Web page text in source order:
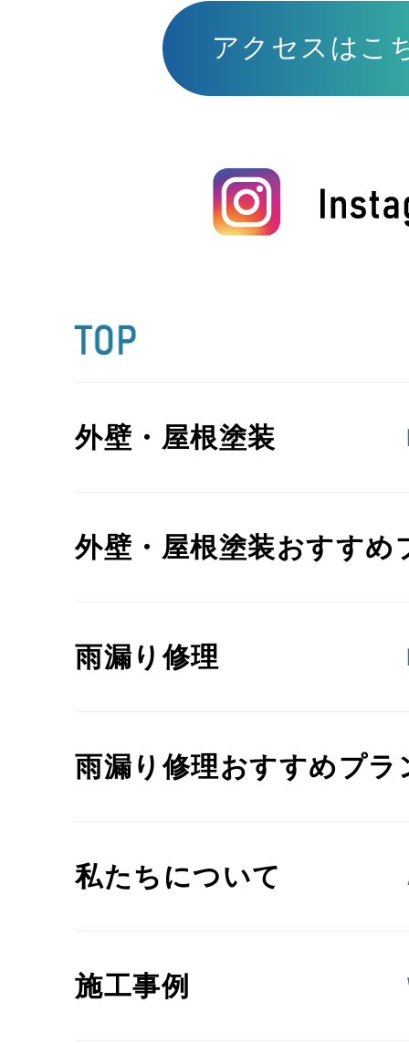
アクセスはこ
外壁・屋根塗装
外壁・屋根塗装おすすめ
雨漏り修理
雨漏り修理おすすめプラ
私たちについて
施工事例